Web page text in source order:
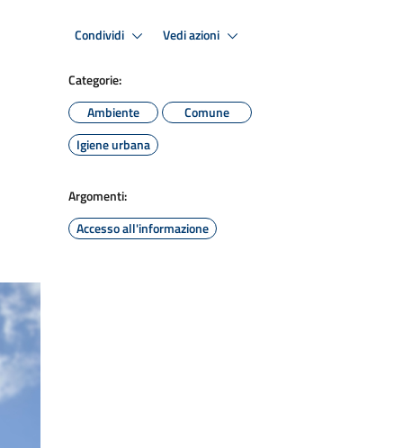
Condividi Vedi azioni
Categorie:
Ambiente
Comune
Igiene urbana
Argomenti:
Accesso all'informazione